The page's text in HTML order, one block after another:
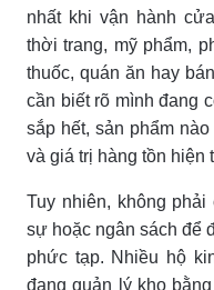
nhất khi vận hành
thời trang, mỹ phẩm,
thuốc, quán ăn hay
cần biết rõ mình đang
sắp hết, sản phẩm
và giá trị hàng tồn hiện
Tuy nhiên, không
sự hoặc ngân sách để
phức tạp. Nhiều hộ
đang quản lý kho